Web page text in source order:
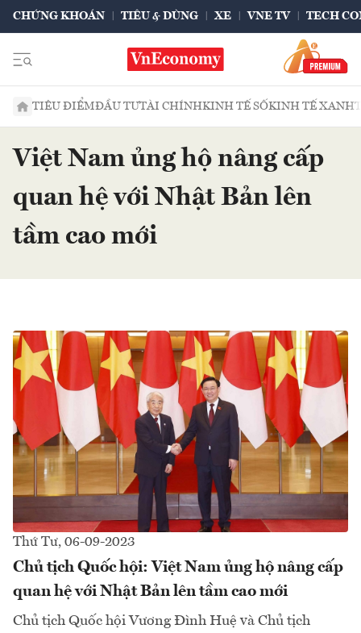
CHỨNG KHOÁN TIÊU & DÙNG XE VNE TV TECH
TIÊU ĐIỂMĐẦU TƯTÀI CHÍNHKINH TẾ SỐKINH TẾ XANH
Việt Nam ủng hộ nâng cấp
quan hệ với Nhật Bản lên
tầm cao mới
Thứ Tư, 06-09-2023
Chủ tịch Quốc hội: Việt Nam ủng hộ nâng cấp
quan hệ với Nhật Bản lên tầm cao mới
Chủ tịch Quốc hội Vương Đình Huệ và Chủ tịch